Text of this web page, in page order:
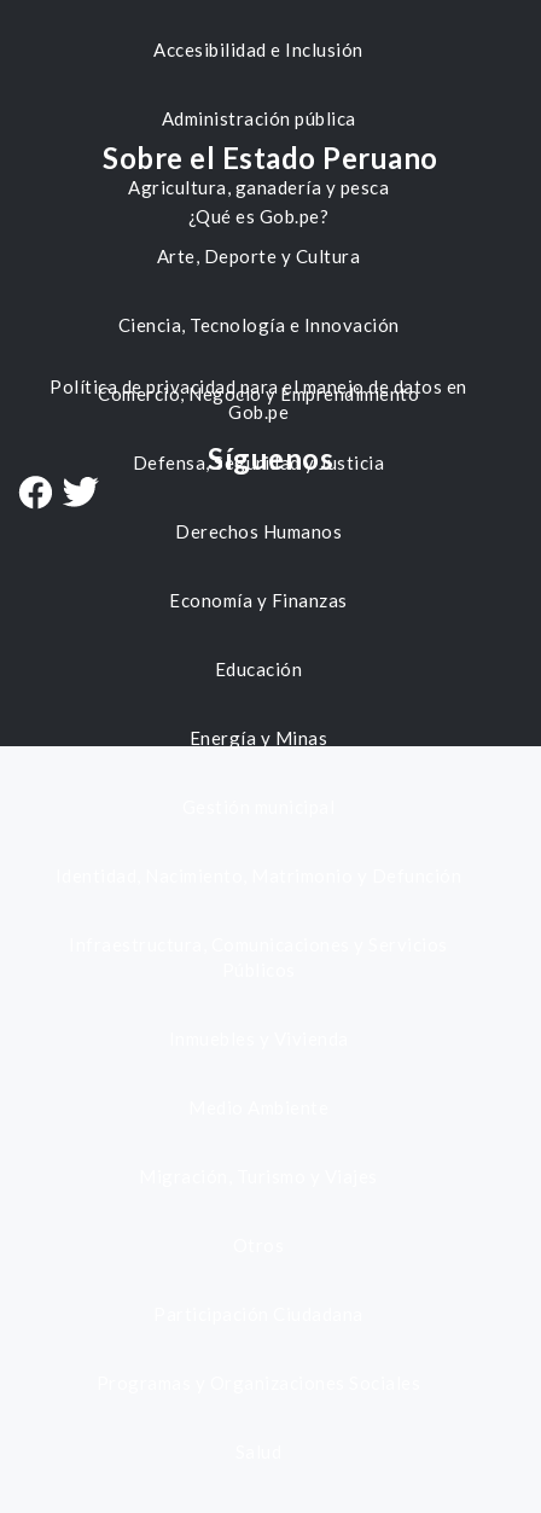
Accesibilidad e Inclusión
Administración pública
Agricultura, ganadería y pesca
Arte, Deporte y Cultura
Ciencia, Tecnología e Innovación
Comercio, Negocio y Emprendimiento
Defensa, Seguridad y Justicia
Derechos Humanos
Economía y Finanzas
Educación
Energía y Minas
Sobre el Estado Peruano
¿Qué es Gob.pe?
Política de privacidad para el manejo de datos en
Gob.pe
Síguenos